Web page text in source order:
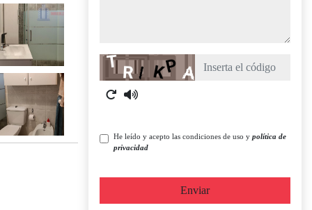
Captcha
He leído y acepto las condiciones de uso y política de
privacidad
Enviar